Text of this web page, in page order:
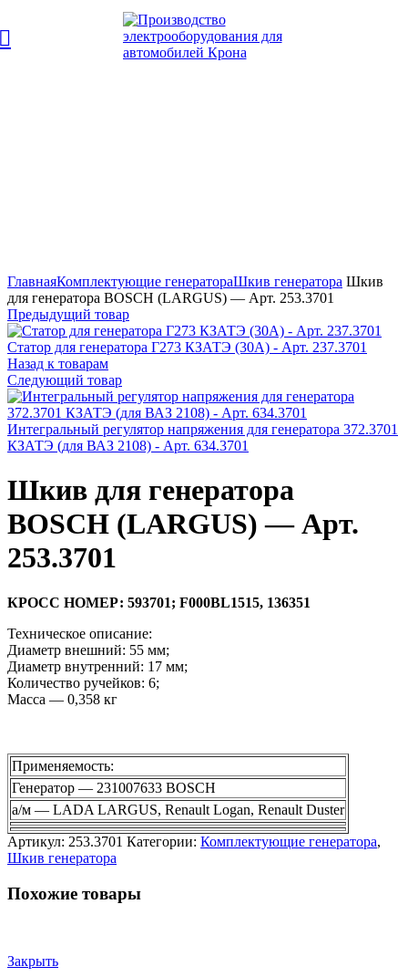
ГлавнаяКомплектующие генератораШкив генератора Шкив
для генератора BOSCH (LARGUS) — Арт. 253.3701
Предыдущий товар
Статор для генератора Г273 КЗАТЭ (30А) - Арт. 237.3701
Назад к товарам
Следующий товар
Интегральный регулятор напряжения для генератора 372.3701
КЗАТЭ (для ВАЗ 2108) - Арт. 634.3701
Шкив для генератора
BOSCH (LARGUS) — Арт.
253.3701
КРОСС НОМЕР: 593701; F000BL1515, 136351
Техническое описание:
Диаметр внешний: 55 мм;
Диаметр внутренний: 17 мм;
Количество ручейков: 6;
Масса — 0,358 кг
Применяемость:
Генератор — 231007633 BOSCH
а/м — LADA LARGUS, Renault Logan, Renault Duster
Артикул: 253.3701 Категории: Комплектующие генератора,
Шкив генератора
Похожие товары
Закрыть